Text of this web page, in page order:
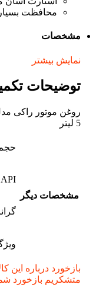
محافظت
مشخصات
نمایش بیشتر
توضیحات
5 لیتر
مشخصات دیگر
API
بازخورد درباره این
متشکریم بازخورد